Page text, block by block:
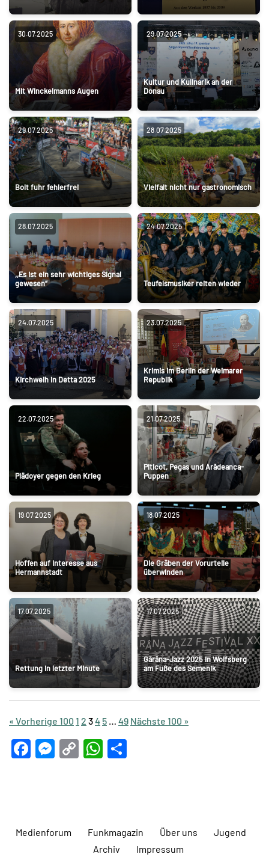
30.07.2025
Mit Winckelmanns Augen
29.07.2025
Kultur und Kulinarik an der
Donau
29.07.2025
Bolt fuhr fehlerfrei
28.07.2025
Vielfalt nicht nur gastronomisch
28.07.2025
,,Es ist ein sehr wichtiges Signal
gewesen“
24.07.2025
Teufelsmusiker reiten wieder
24.07.2025
Kirchweih in Detta 2025
23.07.2025
Krimis im Berlin der Weimarer
Republik
22.07.2025
Plädoyer gegen den Krieg
21.07.2025
Piticot, Pegas und Arădeanca-
Puppen
19.07.2025
Hoffen auf Interesse aus
Hermannstadt
18.07.2025
Die Gräben der Vorurteile
überwinden
17.07.2025
Rettung in letzter Minute
17.07.2025
Gărâna-Jazz 2025 in Wolfsberg
am Fuße des Semenik
« Vorherige 100 1 2 34 5 … 49 Nächste 100 »
Facebook
Messenger
CopyWhatsApp
Medienforum Funkmagazin Über uns
Jugend
Archiv
Impressum